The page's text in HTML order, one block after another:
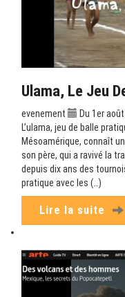
Ulama, Le Jeu
evenement
Du 1er
L’ulama, jeu de balle
Mésoamérique, connaît
son père, qui a ravivé la
depuis dix ans des
pratique avec les (…)
Lire la suite